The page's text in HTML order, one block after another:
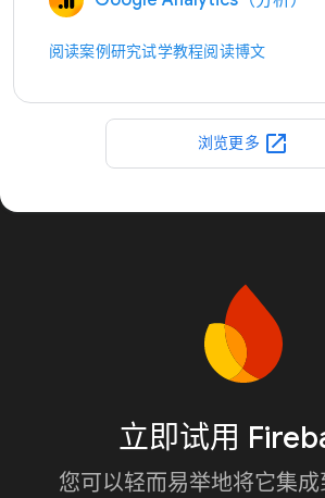
阅读案例研究试学教程阅读博文
浏览更多 open_in_new
立即试用
您可以轻而易举地将它集